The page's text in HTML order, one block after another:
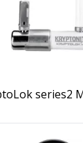
series2